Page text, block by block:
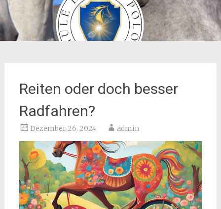
Reiten oder doch besser
Radfahren?
Dezember 26, 2024 admin